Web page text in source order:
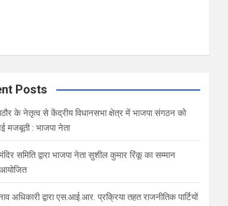
Posts
के नेतृत्व से केंद्रीय विधानसभा क्षेत्र में भाजपा संगठन को
मजबूती : भाजपा नेता
समिति द्वारा भाजपा नेता सुशील कुमार रिंकू का सम्मान
अधिकारी द्वारा एस.आई.आर. प्रक्रिया तहत राजनीतिक पार्टियों